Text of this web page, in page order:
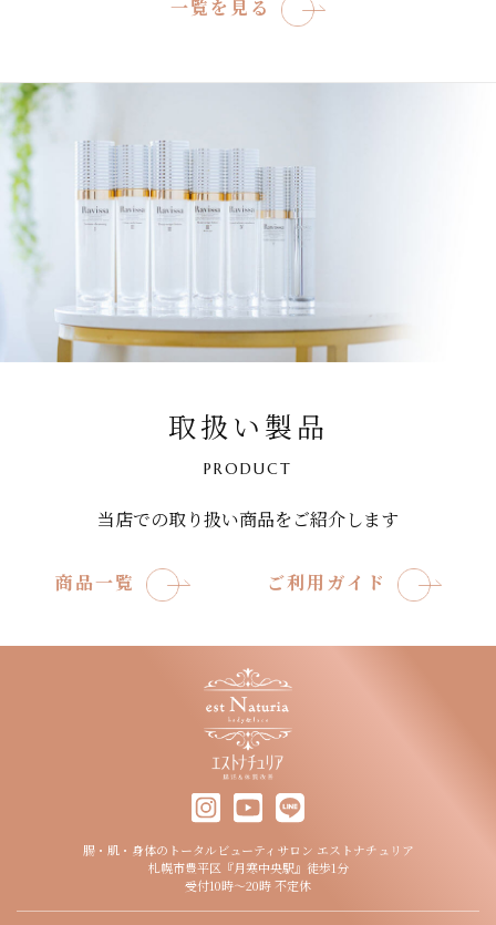
一覧を見る
取扱い製品
PRODUCT
当店での取り扱い商品をご紹介します
商品一覧 ご利用ガイド
腸・肌・身体のトータルビューティサロン エストナチュリア
札幌市豊平区『月寒中央駅』徒歩1分
受付10時～20時 不定休